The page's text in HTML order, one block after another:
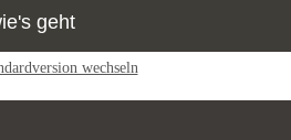
geht
wechseln